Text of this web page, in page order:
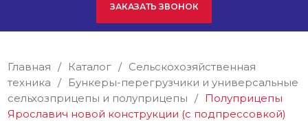
ЗАКАЗАТЬ ЗВОНОК
Главная / Каталог / Сельскохозяйственная
техника /
Бункеры-перегрузчики и универсальные
сельхозприцепы и полуприцепы / Полуприцепы
Ярославич новой конструкции (с подпрессовкой)